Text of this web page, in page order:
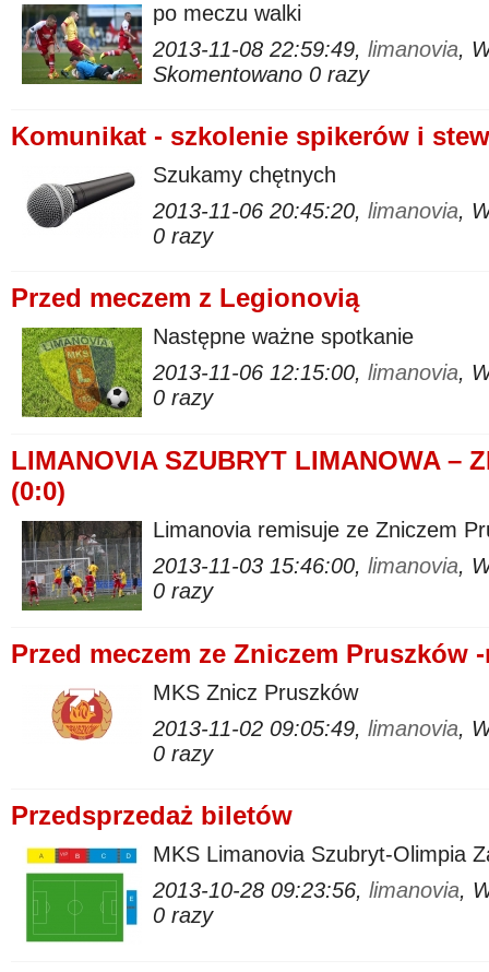
po meczu walki
2013-11-08 22:59:49, limanovia,
Skomentowano 0 razy
Komunikat - szkolenie spikerów i
Szukamy chętnych
2013-11-06 20:45:20, limanovia,
0 razy
Przed meczem z Legionovią
Następne ważne spotkanie
2013-11-06 12:15:00, limanovia,
0 razy
LIMANOVIA SZUBRYT LIMANOWA –
(0:0)
Limanovia remisuje ze Zniczem
2013-11-03 15:46:00, limanovia,
0 razy
Przed meczem ze Zniczem Pruszków
MKS Znicz Pruszków
2013-11-02 09:05:49, limanovia,
0 razy
Przedsprzedaż biletów
MKS Limanovia Szubryt-Olimpia
2013-10-28 09:23:56, limanovia,
0 razy